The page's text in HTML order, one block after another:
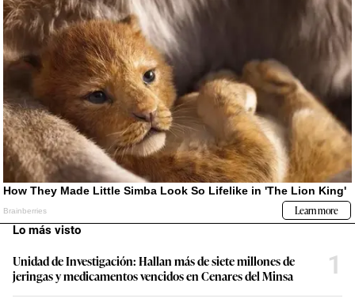
Lo más visto
Unidad de Investigación: Hallan más de siete millones de
jeringas y medicamentos vencidos en Cenares del Minsa
1